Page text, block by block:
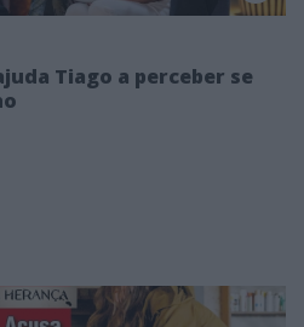
Tiago a perceber se